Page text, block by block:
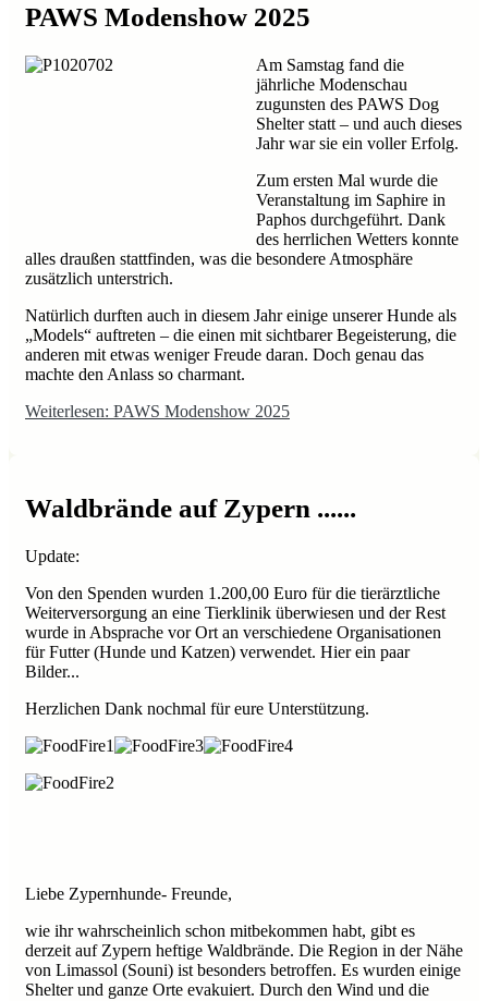
PAWS Modenshow 2025
Am Samstag fand die
jährliche Modenschau
zugunsten des PAWS Dog
Shelter statt – und auch dieses
Jahr war sie ein voller Erfolg.
Zum ersten Mal wurde die
Veranstaltung im Saphire in
Paphos durchgeführt. Dank
des herrlichen Wetters konnte
alles draußen stattfinden, was die besondere Atmosphäre
zusätzlich unterstrich.
Natürlich durften auch in diesem Jahr einige unserer Hunde als
„Models“ auftreten – die einen mit sichtbarer Begeisterung, die
anderen mit etwas weniger Freude daran. Doch genau das
machte den Anlass so charmant.
Weiterlesen: PAWS Modenshow 2025
Waldbrände auf Zypern ......
Update:
Von den Spenden wurden 1.200,00 Euro für die tierärztliche
Weiterversorgung an eine Tierklinik überwiesen und der Rest
wurde in Absprache vor Ort an verschiedene Organisationen
für Futter (Hunde und Katzen) verwendet. Hier ein paar
Bilder...
Herzlichen Dank nochmal für eure Unterstützung.
Liebe Zypernhunde- Freunde,
wie ihr wahrscheinlich schon mitbekommen habt, gibt es
derzeit auf Zypern heftige Waldbrände. Die Region in der Nähe
von Limassol (Souni) ist besonders betroffen. Es wurden einige
Shelter und ganze Orte evakuiert. Durch den Wind und die